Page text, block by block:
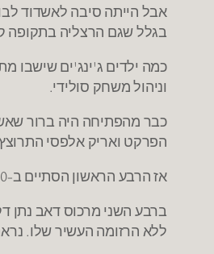
אבל הייתה סיבה לאשדוד
בגלל שגם הרצליה בתקופה
כמה ילדים ג'ינג'ים שישבו
וניהול משחק סולידי.
כבר מהפתיחה היה ברור
הפרקט ואריק אלפסי
אז הרבע הראשון הסתיים ב-26-20, כשרק איבי שומר את הרצליה בתמונה.
ברבע השני מרכוס דאב נתן
ללא הרזומה העשיר שלו.